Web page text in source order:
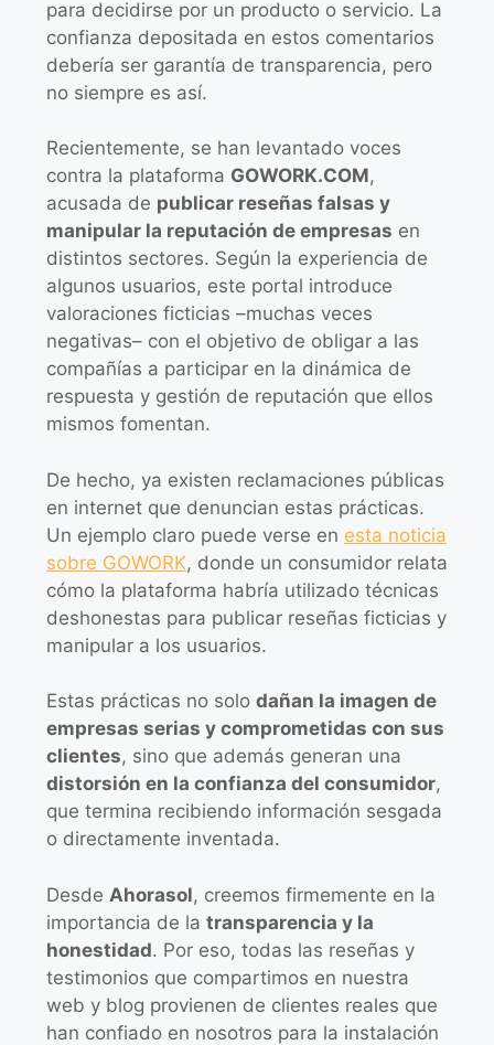
para decidirse por un producto o servicio. La
confianza depositada en estos comentarios
debería ser garantía de transparencia, pero
no siempre es así.
Recientemente, se han levantado voces
contra la plataforma GOWORK.COM,
acusada de publicar reseñas falsas y
manipular la reputación de empresas en
distintos sectores. Según la experiencia de
algunos usuarios, este portal introduce
valoraciones ficticias –muchas veces
negativas– con el objetivo de obligar a las
compañías a participar en la dinámica de
respuesta y gestión de reputación que ellos
mismos fomentan.
De hecho, ya existen reclamaciones públicas
en internet que denuncian estas prácticas.
Un ejemplo claro puede verse en esta noticia
sobre GOWORK, donde un consumidor relata
cómo la plataforma habría utilizado técnicas
deshonestas para publicar reseñas ficticias y
manipular a los usuarios.
Estas prácticas no solo dañan la imagen de
empresas serias y comprometidas con sus
clientes, sino que además generan una
distorsión en la confianza del consumidor,
que termina recibiendo información sesgada
o directamente inventada.
Desde Ahorasol, creemos firmemente en la
importancia de la transparencia y la
honestidad. Por eso, todas las reseñas y
testimonios que compartimos en nuestra
web y blog provienen de clientes reales que
han confiado en nosotros para la instalación